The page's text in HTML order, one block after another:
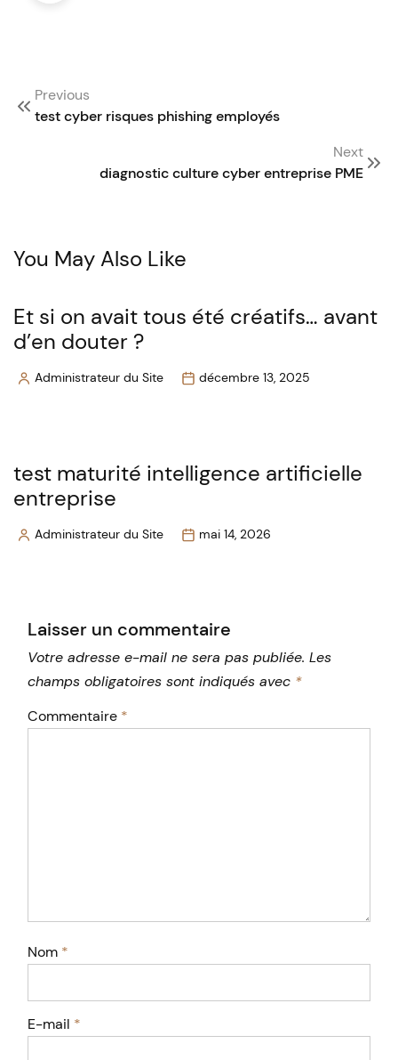
Post
navigation
test cyber risques phishing employés
Previous
diagnostic culture cyber entreprise PME
Next
You May Also Like
Et si on avait tous été créatifs… avant
d’en douter ?
PostedAdministrateur du Site décembre 13, 2025
test maturité intelligence artificielle
entreprise
PostedAdministrateur du Site mai 14, 2026
Laisser un commentaire
Votre adresse e-mail ne sera pas publiée. Les
champs obligatoires sont indiqués avec *
Commentaire *
Nom *
E-mail *